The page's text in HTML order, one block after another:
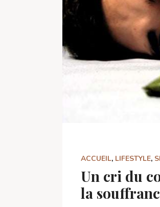
ACCUEIL, LIFESTYLE,
Un cri du
la